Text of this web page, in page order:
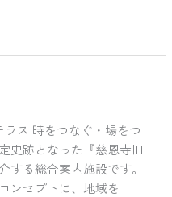
ス 時をつなぐ・場をつ
史跡となった『慈恩寺旧
する総合案内施設です。
ンセプトに、地域を